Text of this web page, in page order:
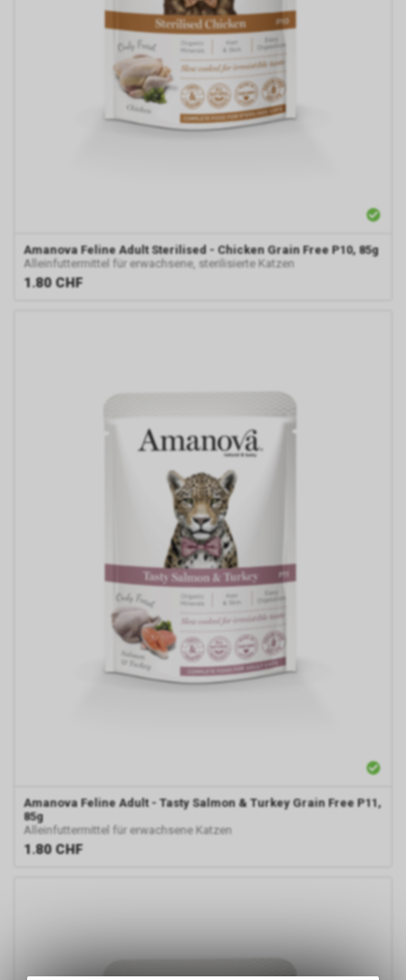
Amanova Feline Adult Sterilised - Chicken Grain Free P10, 85g
Alleinfuttermittel für erwachsene, sterilisierte Katzen
1.80 CHF
Amanova Feline Adult - Tasty Salmon & Turkey Grain Free P11,
85g
Alleinfuttermittel für erwachsene Katzen
1.80 CHF